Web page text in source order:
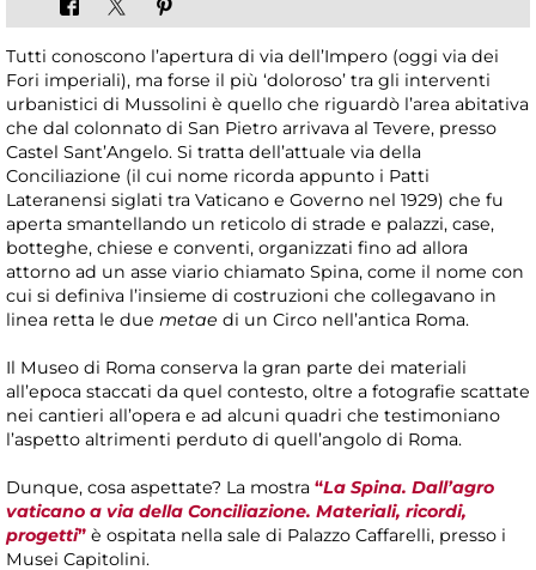
Tutti conoscono l’apertura di via dell’Impero (oggi via dei
Fori imperiali), ma forse il più ‘doloroso’ tra gli interventi
urbanistici di Mussolini è quello che riguardò l’area abitativa
che dal colonnato di San Pietro arrivava al Tevere, presso
Castel Sant’Angelo. Si tratta dell’attuale via della
Conciliazione (il cui nome ricorda appunto i Patti
Lateranensi siglati tra Vaticano e Governo nel 1929) che fu
aperta smantellando un reticolo di strade e palazzi, case,
botteghe, chiese e conventi, organizzati fino ad allora
attorno ad un asse viario chiamato Spina, come il nome con
cui si definiva l’insieme di costruzioni che collegavano in
linea retta le due metae di un Circo nell’antica Roma.
Il Museo di Roma conserva la gran parte dei materiali
all’epoca staccati da quel contesto, oltre a fotografie scattate
nei cantieri all’opera e ad alcuni quadri che testimoniano
l’aspetto altrimenti perduto di quell’angolo di Roma.
Dunque, cosa aspettate? La mostra “La Spina. Dall’agro
vaticano a via della Conciliazione. Materiali, ricordi,
progetti” è ospitata nella sale di Palazzo Caffarelli, presso i
Musei Capitolini.